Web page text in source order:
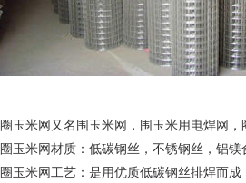
圈玉米网又名围玉米网，围玉米用电焊网，
圈玉米网材质：低碳钢丝，不锈钢丝，铝镁
圈玉米网工艺：是用优质低碳钢丝排焊而